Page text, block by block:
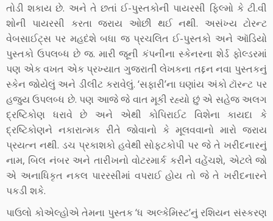
તોડી શકાય છે. અને તે છતાં ઈ-પુસ્તકોની પાયરસી ફિલ્મો કે ટી.વી
શોની પાયરસી કરતા જરાય ઓછી થઈ નથી. અસંખ્ય ટોરન્ટ
વેબસાઈટ્સ પર મહદંશે બધા જ પ્રચલિત ઈ-પુસ્તકો અને ઑડિયો
પુસ્તકો ઉપલબ્ધ છે જ. મારી જૂની કંપનીના સ્કેનરના શેર્ડ ફોલ્ડરમાં
પણ એક વખત એક પ્રખ્યાત ગુજરાતી લેખકના તદ્દન નવા પુસ્તકનું
સ્કેન જોયેલું અને ડીલીટ કરાવેલું. ‘સફારી’ના ઘણાંય અંકો ટૉરન્ટ પર
હજુય ઉપલબ્ધ છે. પણ આજે જે વાત મૂકી રહ્યો છું એ સહેજ અલગ
દ્રષ્ટિકોણ ધરાવે છે અને એથી કોપિરાઈટ વિશેના કાયદા કે
દ્રષ્ટિકોણને નકારાત્મક રીતે જોવાનો કે મૂલવવાનો મારો જરાય
પ્રયત્ન નથી. ડચ પ્રકાશકો હવેથી સોફ્ટકોપી પર જે તે ખરીદનારનું
નામ, બિલ નંબર અને તારીખનો વોટરમાર્ક કરીને વહેંચશે, એટલે જો
એ અનાધિકૃત નકલ પારરસીમાં વપરાઈ હોય તો જે તે ખરીદનારને
પકડી શકે.
પાઉલો કોએલ્હોએ તેમના પુસ્તક ‘ધ અલ્કેમિસ્ટ’નું રશિયન સંસ્કરણ